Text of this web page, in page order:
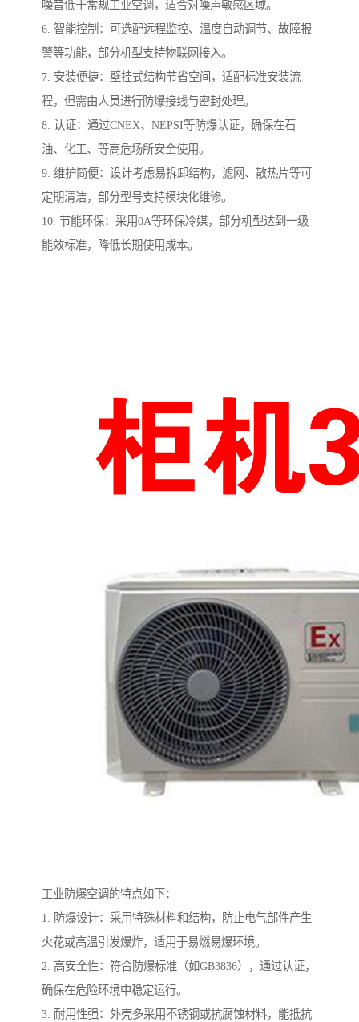
噪音低于常规工业空调，适合对噪声敏感区域。
6. 智能控制：可选配远程监控、温度自动调节、故障报
警等功能，部分机型支持物联网接入。
7. 安装便捷：壁挂式结构节省空间，适配标准安装流
程，但需由人员进行防爆接线与密封处理。
8. 认证：通过CNEX、NEPSI等防爆认证，确保在石
油、化工、等高危场所安全使用。
9. 维护简便：设计考虑易拆卸结构，滤网、散热片等可
定期清洁，部分型号支持模块化维修。
10. 节能环保：采用0A等环保冷媒，部分机型达到一级
能效标准，降低长期使用成本。
工业防爆空调的特点如下：
1. 防爆设计：采用特殊材料和结构，防止电气部件产生
火花或高温引发爆炸，适用于易燃易爆环境。
2. 高安全性：符合防爆标准（如GB3836），通过认证，
确保在危险环境中稳定运行。
3. 耐用性强：外壳多采用不锈钢或抗腐蚀材料，能抵抗